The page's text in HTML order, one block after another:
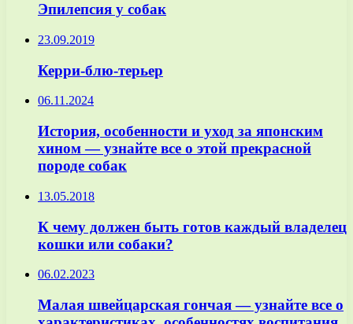
Эпилепсия у собак
23.09.2019
Керри-блю-терьер
06.11.2024
История, особенности и уход за японским
хином — узнайте все о этой прекрасной
породе собак
13.05.2018
К чему должен быть готов каждый владелец
кошки или собаки?
06.02.2023
Малая швейцарская гончая — узнайте все о